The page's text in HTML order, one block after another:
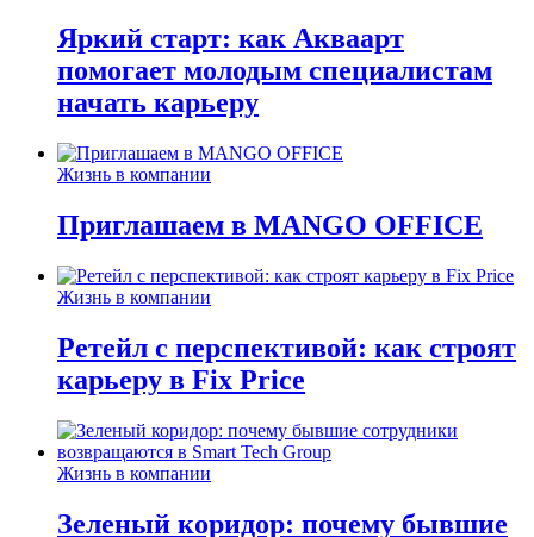
Яркий старт: как Акваарт
помогает молодым специалистам
начать карьеру
Жизнь в компании
Приглашаем в MANGO OFFICE
Жизнь в компании
Ретейл с перспективой: как строят
карьеру в Fix Price
Жизнь в компании
Зеленый коридор: почему бывшие